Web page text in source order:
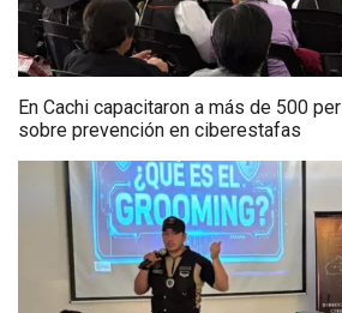
En Cachi capacitaron a más de 500
sobre prevención en ciberestafas